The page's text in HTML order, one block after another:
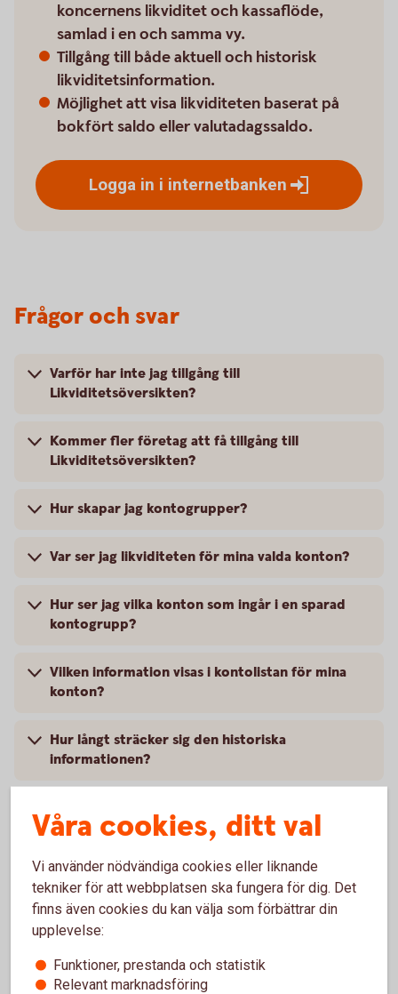
koncernens likviditet och kassaflöde,
samlad i en och samma vy.
Tillgång till både aktuell och historisk
likviditetsinformation.
Möjlighet att visa likviditeten baserat på
bokfört saldo eller valutadagssaldo.
Logga in i internetbanken
Frågor och svar
Varför har inte jag tillgång till
Likviditetsöversikten?
Kommer fler företag att få tillgång till
Likviditetsöversikten?
Hur skapar jag kontogrupper?
Var ser jag likviditeten för mina valda konton?
Hur ser jag vilka konton som ingår i en sparad
kontogrupp?
Vilken information visas i kontolistan för mina
konton?
Hur långt sträcker sig den historiska
informationen?
tjänsten?
Vart vänder jag mig vid frågor om
Likviditetsöversikten?
För dig med valutakoncernkonto
Våra cookies, ditt val
Vi använder nödvändiga cookies eller liknande
tekniker för att webbplatsen ska fungera för dig. Det
finns även cookies du kan välja som förbättrar din
upplevelse:
Funktioner, prestanda och statistik
Relevant marknadsföring